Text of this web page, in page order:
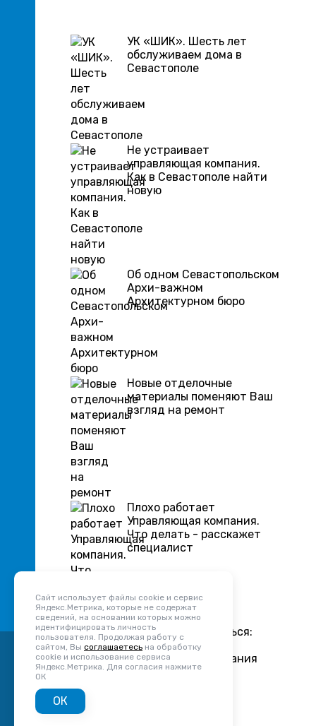
УК «ШИК». Шесть лет
обслуживаем дома в
Севастополе
Не устраивает
управляющая компания.
Как в Севастополе найти
новую
Об одном Севастопольском
Архи-важном
Архитектурном бюро
Новые отделочные
материалы поменяют Ваш
взгляд на ремонт
Плохо работает
Управляющая компания.
Что делать - расскажет
специалист
Давайте знакомиться:
Севастопольская
управляющая компания
"Шик"
Сайт использует файлы cookie и сервис
Яндекс.Метрика, которые не содержат
сведений, на основании которых можно
идентифицировать личность
пользователя. Продолжая работу с
сайтом, Вы соглашаетесь на обработку
cookie и использование сервиса
Яндекс.Метрика. Для согласия нажмите
ОК
ОК